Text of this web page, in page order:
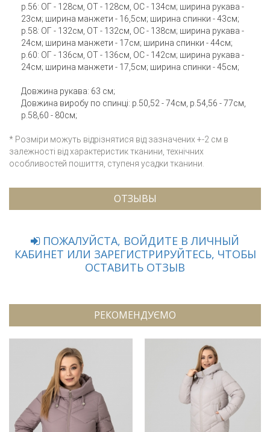
р.56: ОГ - 128см, ОТ - 128см, ОC - 134см; ширина рукава -
23см; ширина манжети - 16,5см; ширина спинки - 43см;
р.58: ОГ - 132см, ОТ - 132см, ОC - 138см; ширина рукава -
24см; ширина манжети - 17см; ширина спинки - 44см;
р.60: ОГ - 136см, ОТ - 136см, ОC - 142см; ширина рукава -
24см; ширина манжети - 17,5см; ширина спинки - 45см;
Довжина рукава: 63 см;
Довжина виробу по спинці: р.50,52 - 74см, р.54,56 - 77см,
р.58,60 - 80см;
* Розміри можуть відрізнятися від зазначених +-2 см в
залежності від характеристик тканини, технічних
особливостей пошиття, ступеня усадки тканини.
ОТЗЫВЫ
ПОЖАЛУЙСТА, ВОЙДИТЕ В ЛИЧНЫЙ
КАБИНЕТ ИЛИ ЗАРЕГИСТРИРУЙТЕСЬ, ЧТОБЫ
ОСТАВИТЬ ОТЗЫВ
РЕКОМЕНДУЄМО